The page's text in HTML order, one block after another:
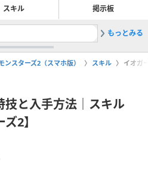
スキル 掲示板
2新モン
もっとみる
スターズ2（スマホ版） スキル イオガ
技と入手方法｜スキル
2】